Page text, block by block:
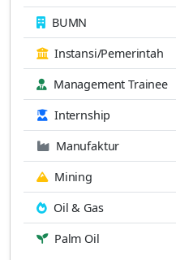
BUMN
Instansi/Pemerintah
Management Trainee
Internship
Manufaktur
Mining
Oil & Gas
Palm Oil